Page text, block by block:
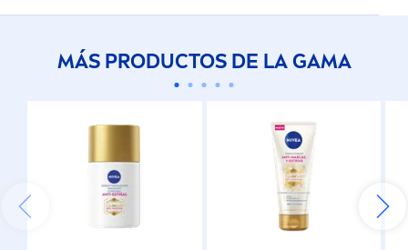
MÁS PRODUCTOS DE LA GAMA